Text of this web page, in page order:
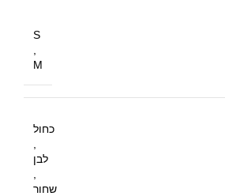
S
M
כחול
לבן
שחור